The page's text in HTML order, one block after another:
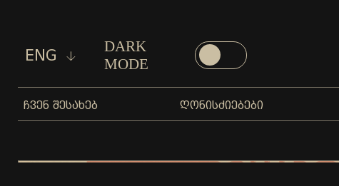
ENG
DARK
MODE
ᲩᲕᲔᲜ ᲨᲔᲡᲐᲮᲔᲑ ᲦᲝᲜᲘᲡᲫᲘᲔᲑᲔᲑᲘ